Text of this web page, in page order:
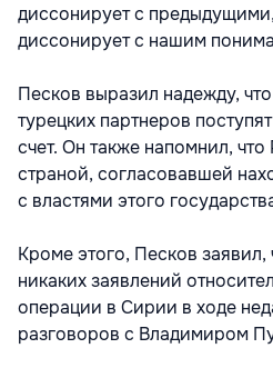
диссонирует с
диссонирует с нашим
Песков выразил надежду,
турецких партнеров
счет. Он также напомнил, что
страной, согласовавшей
с властями этого
Кроме этого, Песков заявил,
никаких заявлений
операции в Сирии в ходе
разговоров с Владимиром